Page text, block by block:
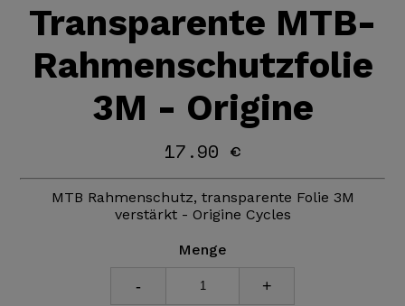
Transparente MTB-
Rahmenschutzfolie
3M - Origine
17.90 €
MTB Rahmenschutz, transparente Folie 3M
verstärkt - Origine Cycles
Menge
- +